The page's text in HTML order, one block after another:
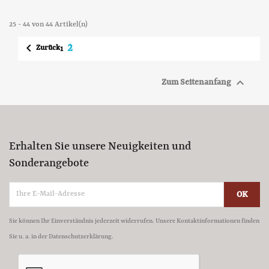
25 - 44 von 44 Artikel(n)
 Zurück1 2
Zum Seitenanfang 
Erhalten Sie unsere Neuigkeiten und
Sonderangebote
Sie können Ihr Einverständnis jederzeit widerrufen. Unsere Kontaktinformationen finden
Sie u. a. in der Datenschutzerklärung.